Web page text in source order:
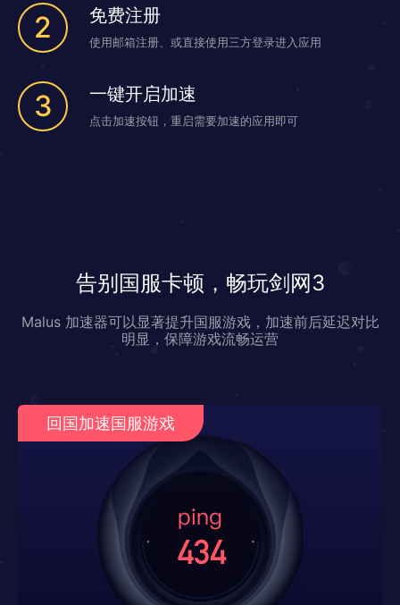
2 免费注册
使用邮箱注册、或直接使用三方登录进入应用
3 一键开启加速
点击加速按钮，重启需要加速的应用即可
告别国服卡顿，畅玩剑网3
Malus 加速器可以显著提升国服游戏，加速前后延迟对比
明显，保障游戏流畅运营
回国加速国服游戏